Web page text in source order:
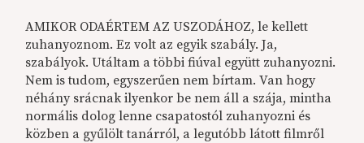
AMIKOR ODAÉRTEM AZ USZODÁHOZ, le kellett
zuhanyoznom. Ez volt az egyik szabály. Ja,
szabályok. Utáltam a többi fiúval együtt zuhanyozni.
Nem is tudom, egyszerűen nem bírtam. Van hogy
néhány srácnak ilyenkor be nem áll a szája, mintha
normális dolog lenne csapatostól zuhanyozni és
közben a gyűlölt tanárról, a legutóbb látott filmről